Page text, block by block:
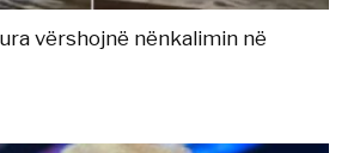
vërshojnë nënkalimin në